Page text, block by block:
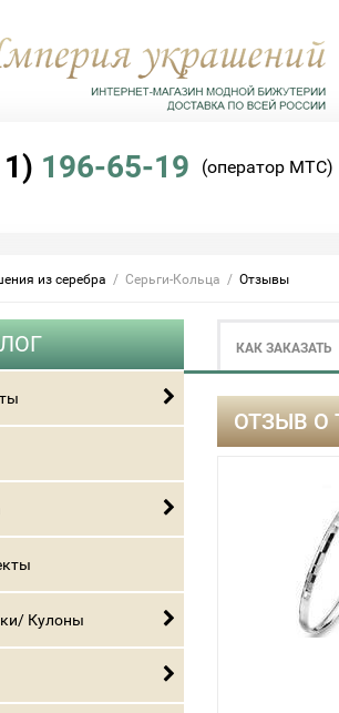
196-65-19 (оператор МТС)
из серебра / Серьги-Кольца / Отзывы
КАК ЗАКАЗАТЬ
Кулоны
ОТЗЫВ О